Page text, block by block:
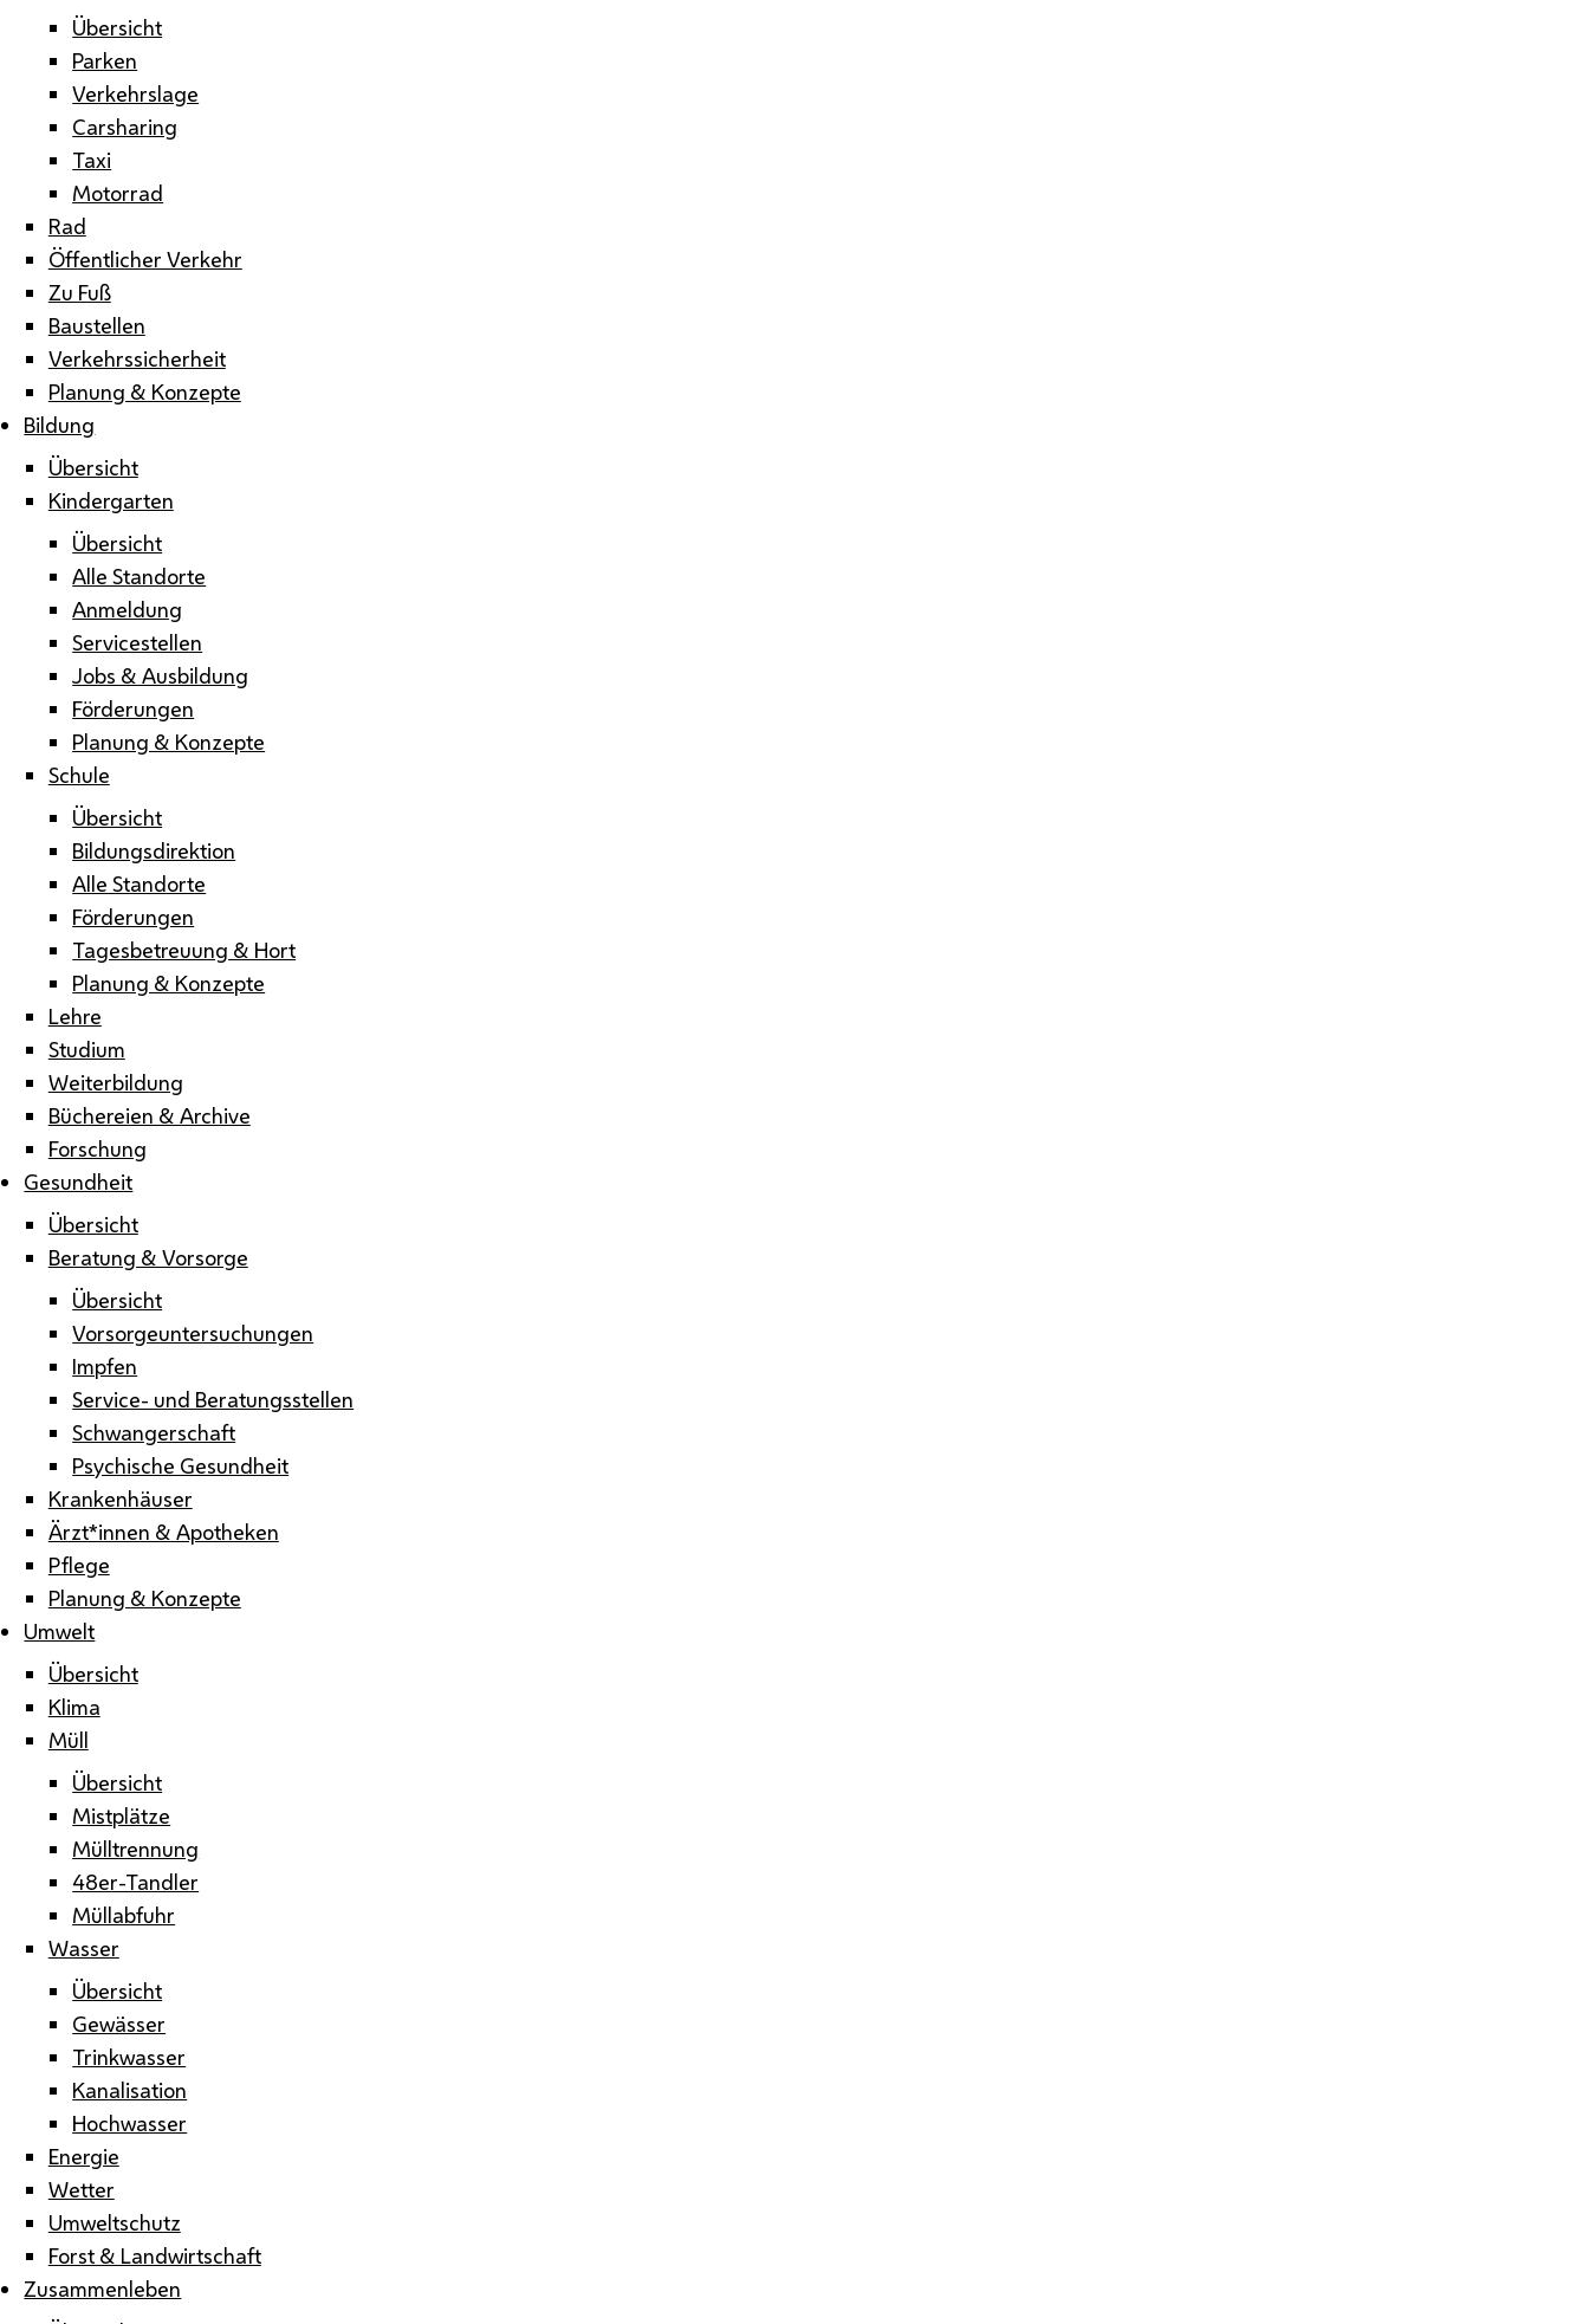
Übersicht
Parken
Verkehrslage
Carsharing
Taxi
Motorrad
Rad
Öffentlicher Verkehr
Zu Fuß
Baustellen
Verkehrssicherheit
Planung & Konzepte
Bildung
Übersicht
Kindergarten
Übersicht
Alle Standorte
Anmeldung
Servicestellen
Jobs & Ausbildung
Förderungen
Planung & Konzepte
Schule
Übersicht
Bildungsdirektion
Alle Standorte
Förderungen
Tagesbetreuung & Hort
Planung & Konzepte
Lehre
Studium
Weiterbildung
Büchereien & Archive
Forschung
Gesundheit
Übersicht
Beratung & Vorsorge
Übersicht
Vorsorgeuntersuchungen
Impfen
Service- und Beratungsstellen
Schwangerschaft
Psychische Gesundheit
Krankenhäuser
Ärzt*innen & Apotheken
Pflege
Planung & Konzepte
Umwelt
Übersicht
Klima
Müll
Übersicht
Mistplätze
Mülltrennung
48er-Tandler
Müllabfuhr
Wasser
Übersicht
Gewässer
Trinkwasser
Kanalisation
Hochwasser
Energie
Wetter
Umweltschutz
Forst & Landwirtschaft
Zusammenleben